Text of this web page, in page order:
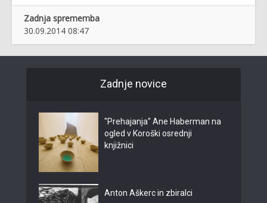
Zadnja sprememba
30.09.2014 08:47
Zadnje novice
"Prehajanja" Ane Haberman na
ogled v Koroški osrednji
knjižnici
Anton Aškerc in zbiralci